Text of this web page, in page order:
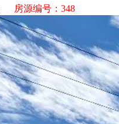
房源编号：348